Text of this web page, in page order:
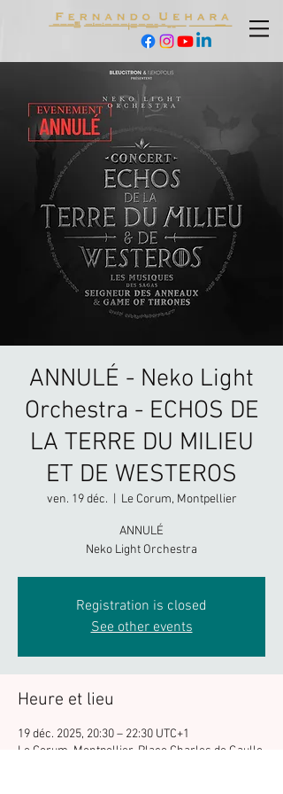
ANNULÉ - Neko Light
Orchestra - ECHOS DE
LA TERRE DU MILIEU
ET DE WESTEROS
ven. 19 déc. Le Corum, Montpellier
ANNULÉ
Neko Light Orchestra
Registration is closed
See other events
Heure et lieu
19 déc. 2025, 20:30 – 22:30 UTC+1
Le Corum, Montpellier, Place Charles de Gaulle,